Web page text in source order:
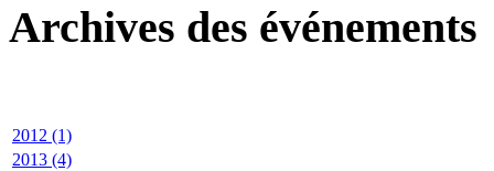
Archives des événements
2012 (1)
2013 (4)